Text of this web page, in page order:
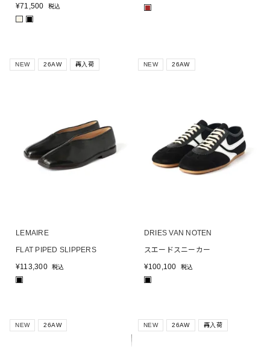
¥71,500 税込
■ ■
■
NEW 26AW 再入荷
LEMAIRE
FLAT PIPED SLIPPERS
¥113,300 税込
■
NEW 26AW
DRIES VAN NOTEN
スエードスニーカー
¥100,100 税込
■
NEW 26AW NEW 26AW 再入荷